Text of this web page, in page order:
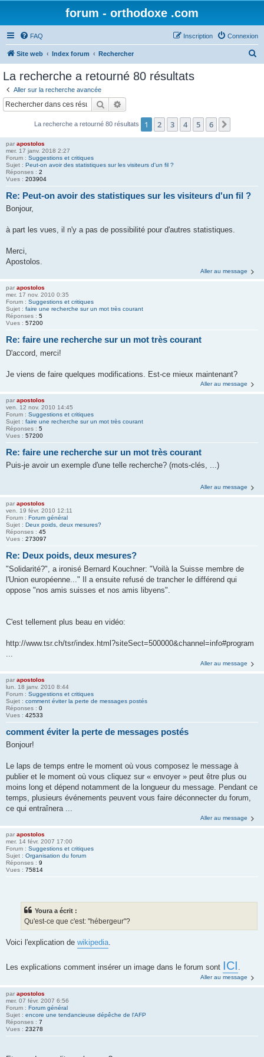
forum - orthodoxe .com
FAQ Connexion
Inscription
Site web Index forum Rechercher
c
La recherche a retourné 80 résultats
Aller sur la recherche avancée
Rechercher
La recherche a retourné 80 résultats 1 2 3 4 5 6
par apostolos
mer. 17 janv. 2018 2:27
Forum : Suggestions et critiques
Sujet : Peut-on avoir des statistiques sur les visiteurs d'un fil ?
Réponses : 2
Vues : 203904
Re: Peut-on avoir des statistiques sur les visiteurs d'un fil ?
Bonjour,
à part les vues, il n'y a pas de possibilité pour d'autres statistiques.
Merci,
Apostolos.
Aller au message
par apostolos
mer. 17 nov. 2010 0:35
Forum : Suggestions et critiques
Sujet : faire une recherche sur un mot très courant
Réponses : 5
Vues : 57200
Re: faire une recherche sur un mot très courant
D'accord, merci!
Je viens de faire quelques modifications. Est-ce mieux maintenant?
Aller au message
par apostolos
ven. 12 nov. 2010 14:45
Forum : Suggestions et critiques
Sujet : faire une recherche sur un mot très courant
Réponses : 5
Vues : 57200
Re: faire une recherche sur un mot très courant
Puis-je avoir un exemple d'une telle recherche? (mots-clés, ...)
Aller au message
par apostolos
ven. 19 févr. 2010 12:11
Forum : Forum général
Sujet : Deux poids, deux mesures?
Réponses : 45
Vues : 273097
Re: Deux poids, deux mesures?
"Solidarité?", a ironisé Bernard Kouchner: "Voilà la Suisse membre de
l'Union européenne..." Il a ensuite refusé de trancher le différend qui
oppose "nos amis suisses et nos amis libyens".
C'est tellement plus beau en vidéo:
http://www.tsr.ch/tsr/index.html?siteSect=500000&channel=info#program
Aller au message
par apostolos
lun. 18 janv. 2010 8:44
Forum : Suggestions et critiques
Sujet : comment éviter la perte de messages postés
Réponses : 0
Vues : 42533
comment éviter la perte de messages postés
Bonjour!
Le laps de temps entre le moment où vous composez le message à
publier et le moment où vous cliquez sur « envoyer » peut être plus ou
moins long et dépend notamment de la longueur du message. Pendant ce
temps, plusieurs événements peuvent vous faire déconnecter du forum,
ce qui entraînera ...
Aller au message
par apostolos
mer. 14 févr. 2007 17:00
Forum : Suggestions et critiques
Sujet : Organisation du forum
Réponses : 9
Vues : 75814
Youra a écrit :
Qu'est-ce que c'est: "hébergeur"?
Voici l'explication de wikipedia.
Les explications comment insérer un image dans le forum sont ICI .
Aller au message
par apostolos
mer. 07 févr. 2007 6:56
Forum : Forum général
Sujet : encore une tendancieuse dépêche de l'AFP
Réponses : 7
Vues : 23278